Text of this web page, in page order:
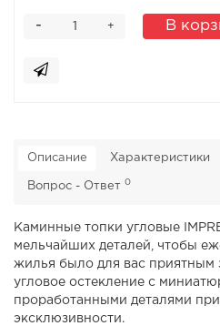
+
- В
Описание Характеристики
Вопрос - Ответ 0
Каминные топки угловые
мельчайших деталей, чтобы
жилья было для вас приятным
угловое остекление с
проработанными деталями
эксклюзивности.